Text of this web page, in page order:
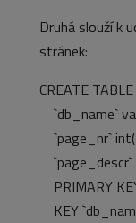
Druhá slouží k
stránek:
CREATE
`db_name`
`page_nr`
`page_descr`
PRIMARY
KEY